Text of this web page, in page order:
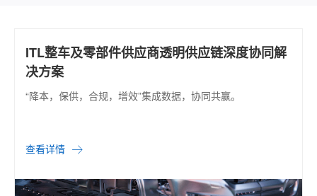
ITL整车及零部件供应商透明供应链深度协同解
决方案
“降本，保供，合规，增效”集成数据，协同共赢。
查看详情